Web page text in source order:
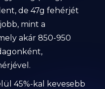
de 47g fehérjét
mint a
akár 850-950
45%-kal kevesebb